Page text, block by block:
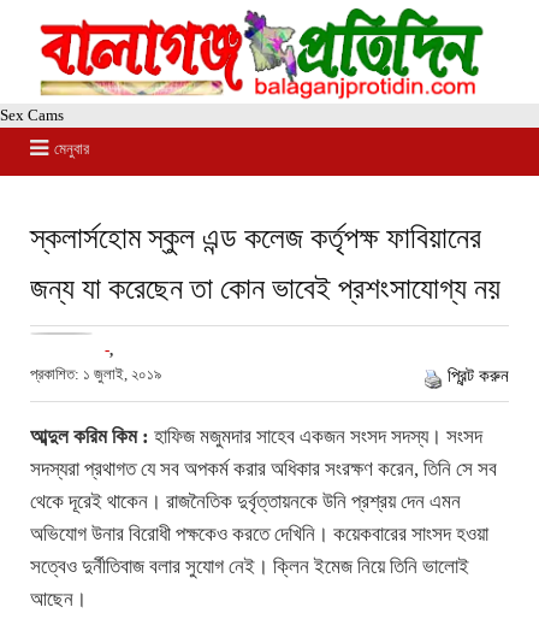
Sex Cams
মেনুবার
স্কলার্সহোম স্কুল এন্ড কলেজ কর্তৃপক্ষ ফাবিয়ানের
জন্য যা করেছেন তা কোন ভাবেই প্রশংসাযোগ্য নয়
-,
প্রকাশিত: ১ জুলাই, ২০১৯
প্রিন্ট করুন
আব্দুল করিম কিম : হাফিজ মজুমদার সাহেব একজন সংসদ সদস্য। সংসদ
সদস্যরা প্রথাগত যে সব অপকর্ম করার অধিকার সংরক্ষণ করেন, তিনি সে সব
থেকে দূরেই থাকেন। রাজনৈতিক দুর্বৃত্তায়নকে উনি প্রশ্রয় দেন এমন
অভিযোগ উনার বিরোধী পক্ষকেও করতে দেখিনি। কয়েকবারের সাংসদ হওয়া
সত্বেও দুর্নীতিবাজ বলার সুযোগ নেই। ক্লিন ইমেজ নিয়ে তিনি ভালোই
আছেন।